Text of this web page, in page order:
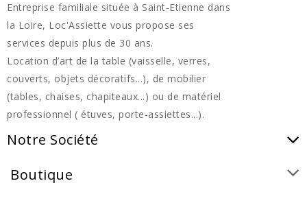
Entreprise familiale située à Saint-Etienne dans
la Loire, Loc'Assiette vous propose ses
services depuis plus de 30 ans.
Location d’art de la table (vaisselle, verres,
couverts, objets décoratifs...), de mobilier
(tables, chaises, chapiteaux...) ou de matériel
professionnel ( étuves, porte-assiettes...).
Notre Société
Boutique